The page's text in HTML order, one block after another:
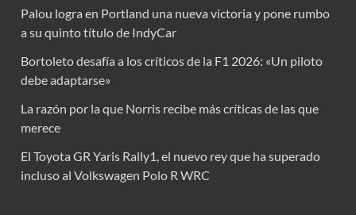
Palou logra en Portland una nueva victoria y pone rumbo
a su quinto título de IndyCar
Bortoleto desafía a los críticos de la F1 2026: «Un piloto
debe adaptarse»
La razón por la que Norris recibe más críticas de las que
merece
El Toyota GR Yaris Rally1, el nuevo rey que ha superado
incluso al Volkswagen Polo R WRC